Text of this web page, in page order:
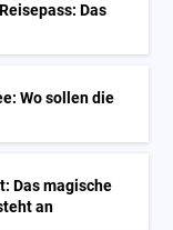
Das
Wo sollen die
Das magische
an